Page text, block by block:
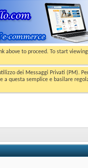
above to proceed. To start
dei Messaggi Privati (PM).
a questa semplice e basilare